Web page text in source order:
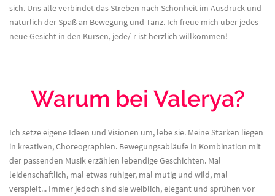
sich. Uns alle verbindet das Streben nach Schönheit im Ausdruck und
natürlich der Spaß an Bewegung und Tanz. Ich freue mich über jedes
neue Gesicht in den Kursen, jede/-r ist herzlich willkommen!
Warum bei Valerya?
Ich setze eigene Ideen und Visionen um, lebe sie. Meine Stärken liegen
in kreativen, Choreographien. Bewegungsabläufe in Kombination mit
der passenden Musik erzählen lebendige Geschichten. Mal
leidenschaftlich, mal etwas ruhiger, mal mutig und wild, mal
verspielt... Immer jedoch sind sie weiblich, elegant und sprühen vor